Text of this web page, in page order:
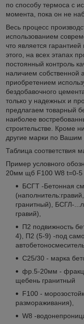
по способу термоса с
момента, пока он не
Весь процесс
использованием
что является
этого, на всех этапах
постоянный контроль
наличием собственной
приобретением
бездобавочного
только у надежных и
предлагаем товарный
наиболее
строительстве. Кроме
другие марки по Вашим
Таблица соответствия
Пример условного
20мм щб F100 W8 t=0-
БСГТ -Бетонная
гранитный), БСГЛ-
гравий),
П2 подвижность
4), П2 (5-9) -под
С25/30 - марка
фр.5-20мм -
щебень гранитный
F100 -
размораживания),
W8 -